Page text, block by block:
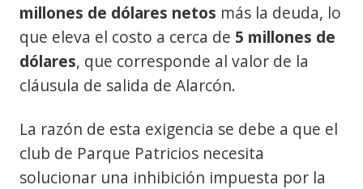
millones de dólares netos más la deuda, lo
que eleva el costo a cerca de 5 millones de
dólares, que corresponde al valor de la
cláusula de salida de Alarcón.
La razón de esta exigencia se debe a que el
club de Parque Patricios necesita
solucionar una inhibición impuesta por la